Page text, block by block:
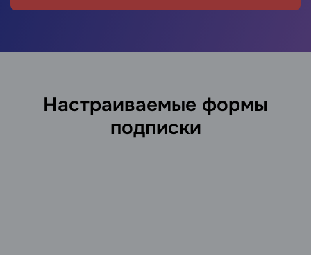
Настраиваемые формы
подписки